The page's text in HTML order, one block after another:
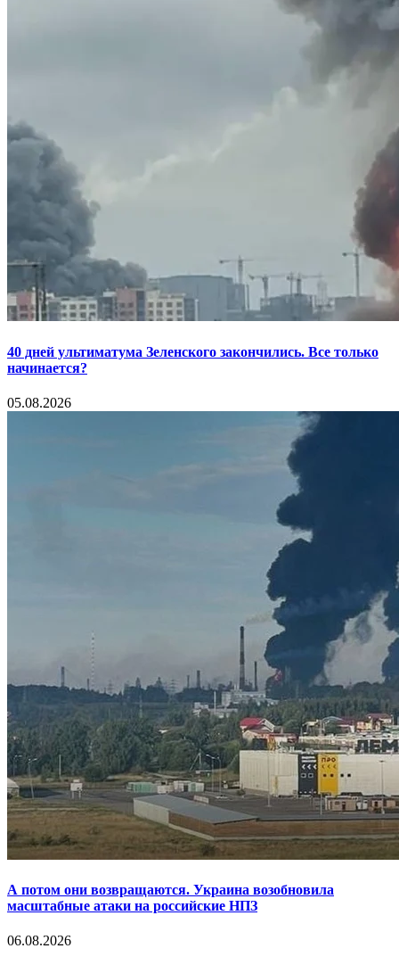
40 дней ультиматума Зеленского закончились. Все только
начинается?
05.08.2026
А потом они возвращаются. Украина возобновила
масштабные атаки на российские НПЗ
06.08.2026